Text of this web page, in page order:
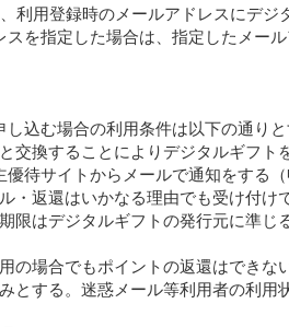
利用登録時のメールアドレスにデ
を指定した場合は、指定したメー
込む場合の利用条件は以下の通りと
交換することによりデジタルギフ
待サイトからメールで通知をする
返還はいかなる理由でも受け付け
限はデジタルギフトの発行元に準
場合でもポイントの返還はできない
とする。迷惑メール等利用者の利用